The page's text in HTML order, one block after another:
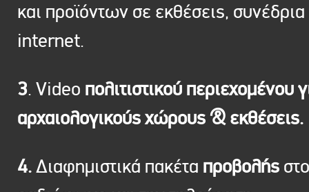
και προϊόντων σε εκθέσεις, συνέδρια
internet.
3. Video πολιτιστικού περιεχομένου
αρχαιολογικούς χώρους & εκθέσεις.
4.Διαφημιστικά πακέτα προβολής στο